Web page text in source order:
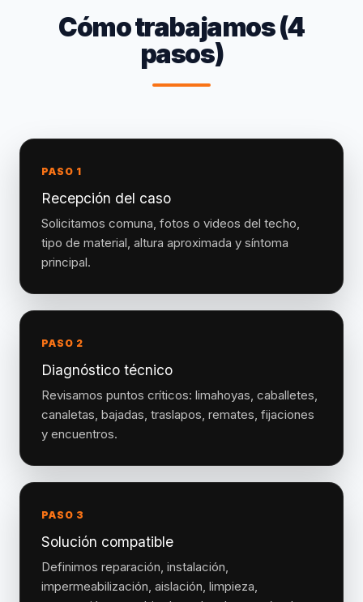
Cómo trabajamos (4
pasos)
PASO 1
Recepción del caso
Solicitamos comuna, fotos o videos del techo,
tipo de material, altura aproximada y síntoma
principal.
PASO 2
Diagnóstico técnico
Revisamos puntos críticos: limahoyas, caballetes,
canaletas, bajadas, traslapos, remates, fijaciones
y encuentros.
PASO 3
Solución compatible
Definimos reparación, instalación,
impermeabilización, aislación, limpieza,